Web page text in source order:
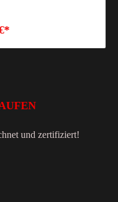
und zertifiziert!